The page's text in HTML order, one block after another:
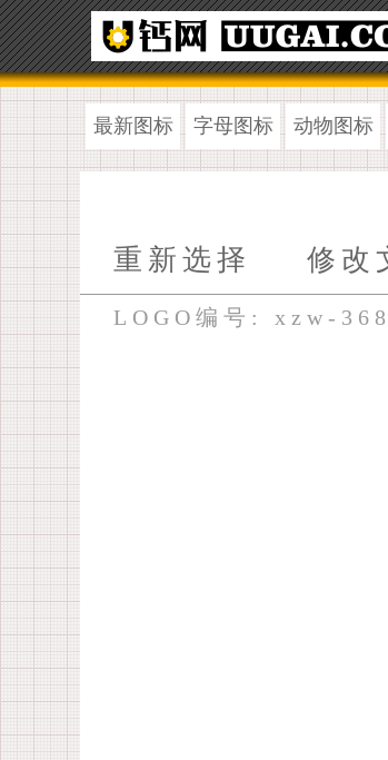
最新图标 字母图标 动物图标
重新选择 修改
LOGO编号: xzw-368